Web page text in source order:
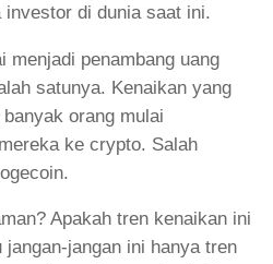
di dunia saat ini.
menjadi penambang uang
satunya. Kenaikan yang
orang mulai
ke crypto. Salah
Apakah tren kenaikan ini
jangan ini hanya tren